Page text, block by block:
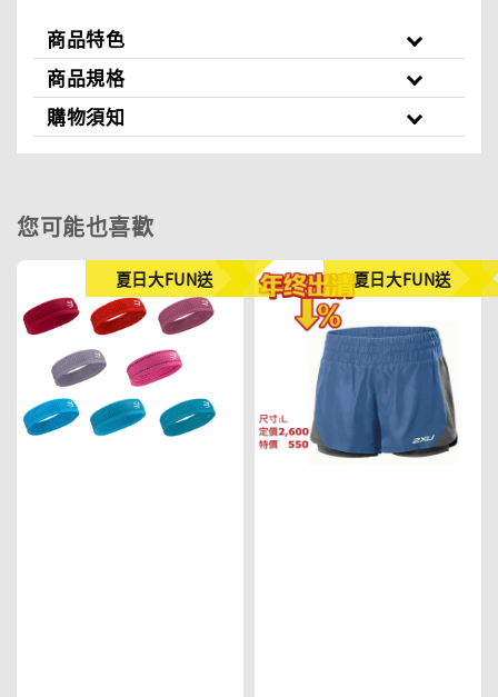
商品特色
商品規格
購物須知
您可能也喜歡
夏日大FUN送 夏日大FUN送